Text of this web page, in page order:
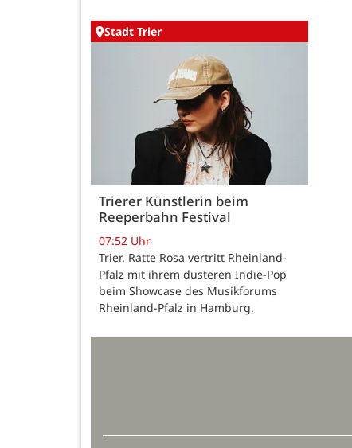
Stadt Trier
Trierer Künstlerin beim
Reeperbahn Festival
07:52 Uhr
Trier. Ratte Rosa vertritt Rheinland-
Pfalz mit ihrem düsteren Indie-Pop
beim Showcase des Musikforums
Rheinland-Pfalz in Hamburg.